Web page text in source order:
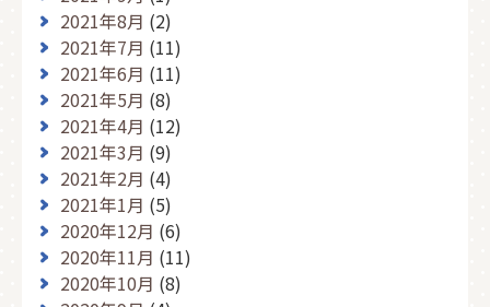
2021年8月 (2)
2021年7月 (11)
2021年6月 (11)
2021年5月 (8)
2021年4月 (12)
2021年3月 (9)
2021年2月 (4)
2021年1月 (5)
2020年12月 (6)
2020年11月 (11)
2020年10月 (8)